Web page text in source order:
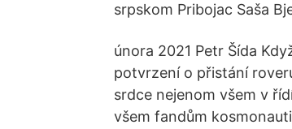
srpskom Pribojac Saša
února 2021 Petr Šída
potvrzení o přistání
srdce nejenom všem v
všem fandům